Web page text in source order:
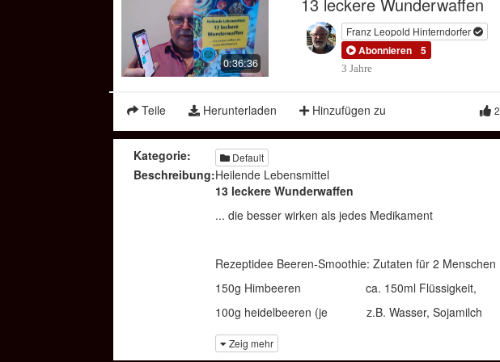
Time
Picture
OKiTUBE
0:36:36
Franz Leopold Hinterndorfer
Abonnieren 5
3 Jahre
Teile Herunterladen Hinzufügen zu 2
Kategorie: Default
Beschreibung:Heilende Lebensmittel
13 leckere Wunderwaffen
... die besser wirken als jedes Medikament
Rezeptidee Beeren-Smoothie: Zutaten für 2 Menschen
150g Himbeeren ca. 150ml Flüssigkeit,
100g heidelbeeren (je z.B. Wasser, Sojamilch
nach Wunsch und Ge- oder Kuhmilch
Zeig mehr